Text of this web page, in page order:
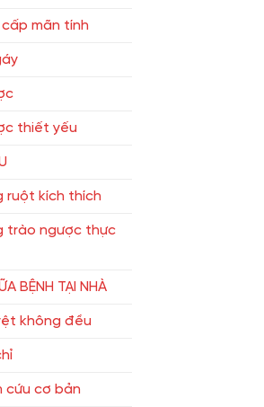
mãn tính
thiết yếu
ruột kích thích
trào ngược thực
BỆNH TẠI NHÀ
không đều
cứu cơ bản